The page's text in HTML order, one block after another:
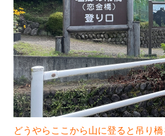
どうやらここから山に登ると吊り